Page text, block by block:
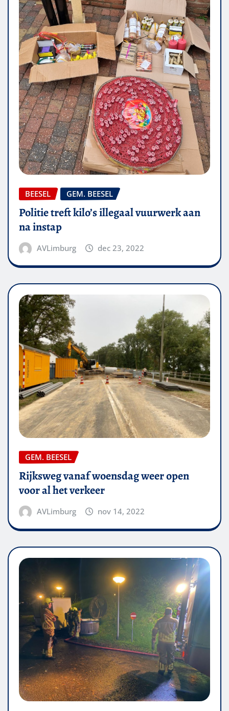
BEESEL GEM. BEESEL
Politie treft kilo’s illegaal vuurwerk aan
na instap
AVLimburg dec 23, 2022
GEM. BEESEL
Rijksweg vanaf woensdag weer open
voor al het verkeer
AVLimburg nov 14, 2022